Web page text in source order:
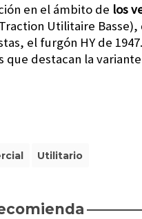
en el ámbito de los
Utilitaire Basse),
el furgón HY de
destacan la
Utilitario